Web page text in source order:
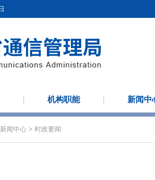
机构职能 新闻中
新闻中心 > 时政要闻